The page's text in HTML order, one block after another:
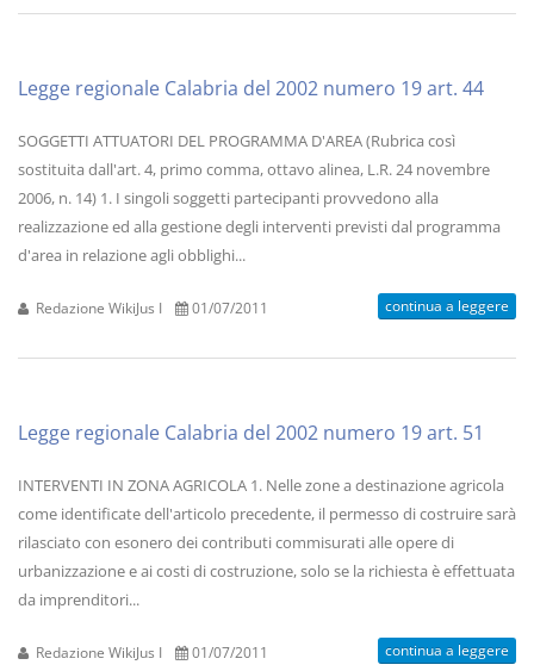
Legge regionale Calabria del 2002 numero 19 art. 44
SOGGETTI ATTUATORI DEL PROGRAMMA D'AREA (Rubrica così
sostituita dall'art. 4, primo comma, ottavo alinea, L.R. 24 novembre
2006, n. 14) 1. I singoli soggetti partecipanti provvedono alla
realizzazione ed alla gestione degli interventi previsti dal programma
d'area in relazione agli obblighi...
Redazione WikiJus I 01/07/2011 continua a leggere
Legge regionale Calabria del 2002 numero 19 art. 51
INTERVENTI IN ZONA AGRICOLA 1. Nelle zone a destinazione agricola
come identificate dell'articolo precedente, il permesso di costruire sarà
rilasciato con esonero dei contributi commisurati alle opere di
urbanizzazione e ai costi di costruzione, solo se la richiesta è effettuata
da imprenditori...
Redazione WikiJus I 01/07/2011 continua a leggere